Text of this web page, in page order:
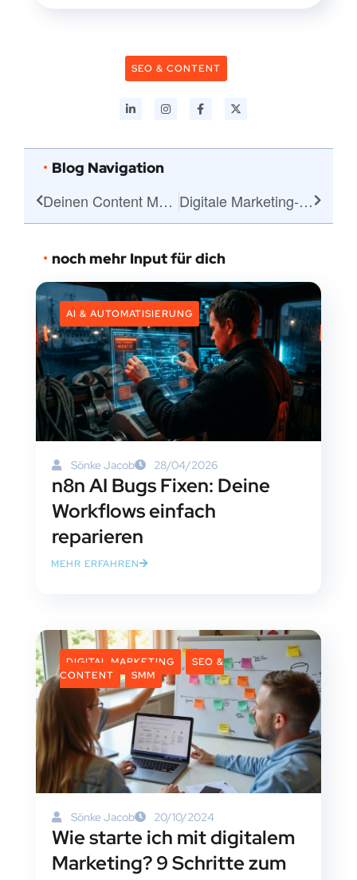
SEO & CONTENT
Blog Navigation
Deinen Content Marketing Blog zum Erfolg führen: Tipps und Tricks Digitale Marketing-Agenturen: Deine Wegweiser zum Online-Erfolg
noch mehr Input für dich
AI & AUTOMATISIERUNG
Sönke Jacob 28/04/2026
n8n AI Bugs Fixen: Deine
Workflows einfach
reparieren
MEHR ERFAHREN
DIGITAL MARKETING
SEO &
CONTENT
SMM
Sönke Jacob 20/10/2024
Wie starte ich mit digitalem
Marketing? 9 Schritte zum